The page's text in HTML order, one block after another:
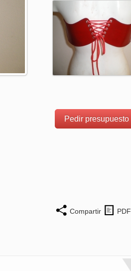
Pedir presupuesto
Compartir PDF